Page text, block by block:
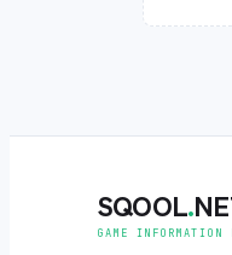
SQOOL.
GAME